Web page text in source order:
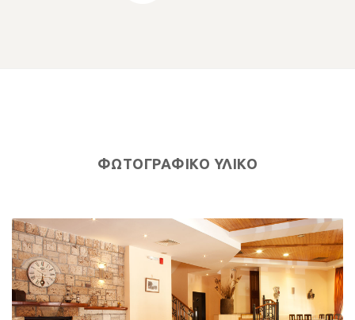
ΦΩΤΟΓΡΑΦΙΚΟ ΥΛΙΚΟ